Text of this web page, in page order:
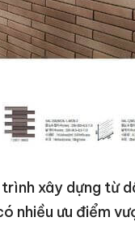
xây dựng từ
nhiều ưu điểm